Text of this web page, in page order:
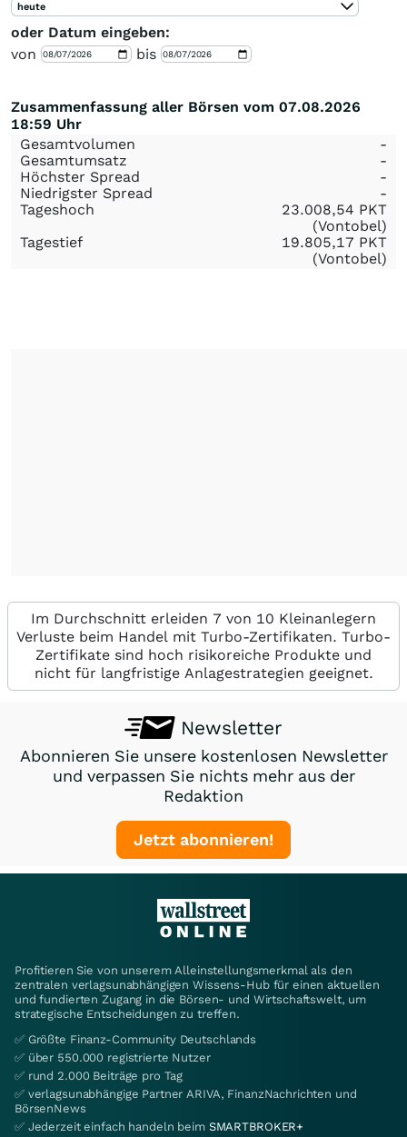
heute
oder Datum eingeben:
von
bis
Zusammenfassung aller Börsen vom 07.08.2026
18:59 Uhr
Gesamtvolumen
-
Gesamtumsatz
-
Höchster Spread
-
Niedrigster Spread
-
Tageshoch
23.008,54 PKT
(Vontobel)
Tagestief
19.805,17 PKT
(Vontobel)
Im Durchschnitt erleiden 7 von 10 Kleinanlegern
Verluste beim Handel mit Turbo-Zertifikaten. Turbo-
Zertifikate sind hoch risikoreiche Produkte und
nicht für langfristige Anlagestrategien geeignet.
Newsletter
Abonnieren Sie unsere kostenlosen Newsletter
und verpassen Sie nichts mehr aus der
Redaktion
Jetzt abonnieren!
Profitieren Sie von unserem Alleinstellungsmerkmal als den
zentralen verlagsunabhängigen Wissens-Hub für einen aktuellen
und fundierten Zugang in die Börsen- und Wirtschaftswelt, um
strategische Entscheidungen zu treffen.
✅ Größte Finanz-Community Deutschlands
✅ über 550.000 registrierte Nutzer
✅ rund 2.000 Beiträge pro Tag
✅ verlagsunabhängige Partner ARIVA, FinanzNachrichten und
BörsenNews
✅ Jederzeit einfach handeln beim SMARTBROKER+